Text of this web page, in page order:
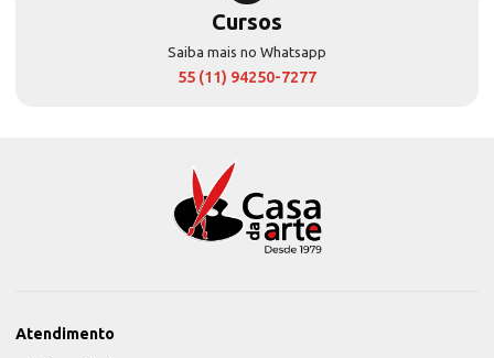
Cursos
Saiba mais no Whatsapp
55 (11) 94250-7277
Atendimento